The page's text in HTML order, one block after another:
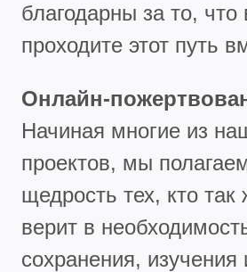
благодарны за то, что
проходите этот путь
Онлайн-
Начиная многие из
проектов, мы
щедрость тех, кто
верит в
сохранения, изучения